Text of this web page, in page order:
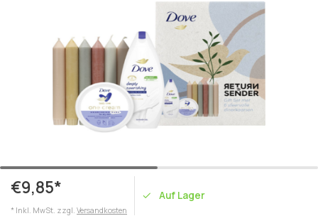
€9,85*
* Inkl. MwSt. zzgl. Versandkosten
Auf Lager